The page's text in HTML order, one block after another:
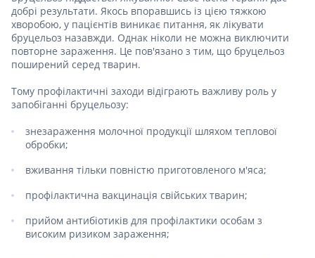
добрі результати. Якось впоравшись із цією тяжкою
хворобою, у пацієнтів виникає питання, як лікувати
бруцельоз назавжди. Однак ніколи не можна виключити
повторне зараження. Це пов'язано з тим, що бруцельоз
поширений серед тварин.
Тому профілактичні заходи відіграють важливу роль у
запобіганні бруцельозу:
знезараження молочної продукції шляхом теплової
обробки;
вживання тільки повністю приготовленого м'яса;
профілактична вакцинація свійських тварин;
прийом антибіотиків для профілактики особам з
високим ризиком зараження;